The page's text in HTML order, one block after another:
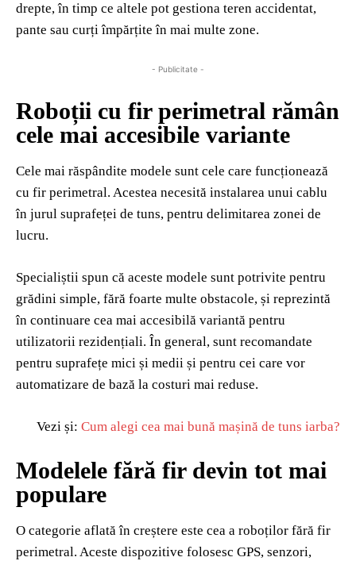
drepte, în timp ce altele pot gestiona teren accidentat,
pante sau curți împărțite în mai multe zone.
- Publicitate -
Roboții cu fir perimetral rămân
cele mai accesibile variante
Cele mai răspândite modele sunt cele care funcționează
cu fir perimetral. Acestea necesită instalarea unui cablu
în jurul suprafeței de tuns, pentru delimitarea zonei de
lucru.
Specialiștii spun că aceste modele sunt potrivite pentru
grădini simple, fără foarte multe obstacole, și reprezintă
în continuare cea mai accesibilă variantă pentru
utilizatorii rezidențiali. În general, sunt recomandate
pentru suprafețe mici și medii și pentru cei care vor
automatizare de bază la costuri mai reduse.
Vezi și: Cum alegi cea mai bună mașină de tuns iarba?
Modelele fără fir devin tot mai
populare
O categorie aflată în creștere este cea a roboților fără fir
perimetral. Aceste dispozitive folosesc GPS, senzori,